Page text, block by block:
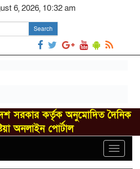
6, 2026, 10:32 am
Search
সরকার কর্তৃক অনুমোদিত দৈনিক
অনলাইন পোর্টাল
Toggle